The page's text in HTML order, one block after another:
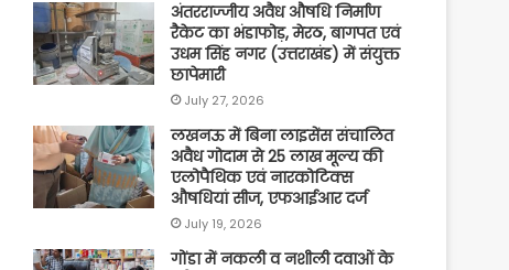
अंतरराज्जीय अवैध औषधि निर्माण
रैकेट का भंडाफोड़, मेरठ, बागपत एवं
उधम सिंह नगर (उत्तराखंड) में संयुक्त
छापेमारी
July 27, 2026
लखनऊ में बिना लाइसेंस संचालित
अवैध गोदाम से 25 लाख मूल्य की
एलोपैथिक एवं नारकोटिक्स
औषधियां सीज, एफआईआर दर्ज
July 19, 2026
गोंडा में नकली व नशीली दवाओं के